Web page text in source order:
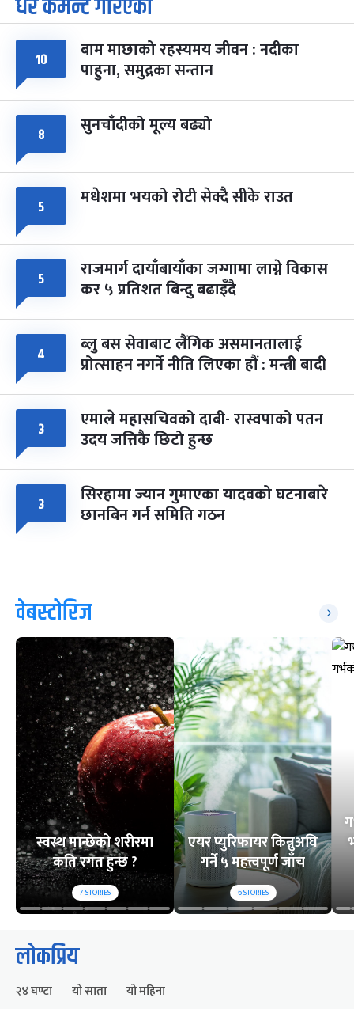
आइत चैत्र ७, २०८३-Mar 21, 2027
८ फागुपूर्णिमा
चैत्र ८, २०८३-Mar 22, 2027
७ महिना बाँकी
धेरै कमेन्ट गरिएका
१० बाम माछाको रहस्यमय जीवन : नदीका
पाहुना, समुद्रका सन्तान
८ सुनचाँदीको मूल्य बढ्यो
५ मधेशमा भयको रोटी सेक्दै सीके राउत
५ राजमार्ग दायाँबायाँका जग्गामा लाग्ने विकास
कर ५ प्रतिशत बिन्दु बढाइँदै
४ ब्लु बस सेवाबाट लैंगिक असमानतालाई
प्रोत्साहन नगर्ने नीति लिएका हौं : मन्त्री बादी
३ एमाले महासचिवको दाबी- रास्वपाको पतन
उदय जत्तिकै छिटो हुन्छ
३ सिरहामा ज्यान गुमाएका यादवको घटनाबारे
छानबिन गर्न समिति गठन
वेबस्टोरिज
स्वस्थ मान्छेको शरीरमा
कति रगत हुन्छ ?
7STORIES
एयर प्युरिफायर किन्नुअघि
गर्ने ५ महत्त्वपूर्ण जाँच
6STORIES
लोकप्रिय
२४ घण्टा यो साता यो महिना